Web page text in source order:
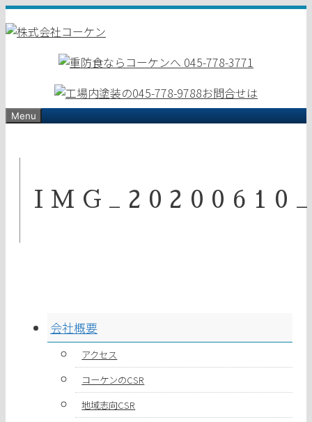
コ
ン
スMenu
会社概要
アクセス
コーケンのCSR
地域志向CSR